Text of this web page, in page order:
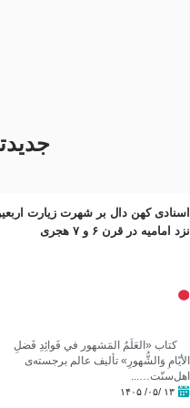
اسنادی کهن دال بر شهرت زیارت
نزد امامیه در قرن ۶ و ۷ هجری
کتاب «العَلَمُ المَشهور في فَوائِدِ فَضلِ
الأيّامِ وَالشُّهورِ» تألیف عالم برجسته‌ی
اهل‌سنّت…...
۱۳ /۰۵/ ۱۴۰۵